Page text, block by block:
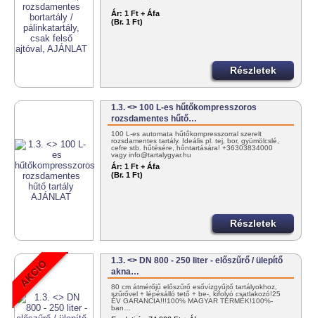
Ár: 1 Ft + Áfa
(Br. 1 Ft)
Részletek
1.3. <> 100 L-es hűtőkompresszoros
rozsdamentes hűtő…
100 L-es automata hűtőkompresszorral szerelt
rozsdamentes tartály. Ideális pl. tej, bor, gyümölcslé,
cefre stb. hűtésére, hőntartására! +36303834000
vagy info@tartalygyar.hu
Ár: 1 Ft + Áfa
(Br. 1 Ft)
Részletek
1.3. <> DN 800 - 250 liter - előszűrő / ülepítő
akna…
80 cm átmérőjű előszűrő esővízgyűjtő tartályokhoz,
szűrővel + lépésálló tető + be-, kifolyó csatlakozó!25
ÉV GARANCIA!!!100% MAGYAR TERMÉK!100%-
ban…